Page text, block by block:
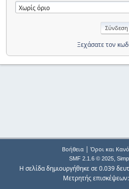
Ξεχάσατε τον
Βοήθεια| Όροι και
SMF 2.1.6 © 2025,
Η σελίδα δημιουργήθηκε σε 0.039
Μετρητής επισκέψεων: